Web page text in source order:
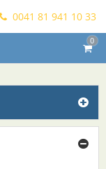
0041 81 941 10 33
0